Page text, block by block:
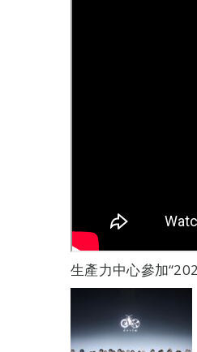
生產力中心參加